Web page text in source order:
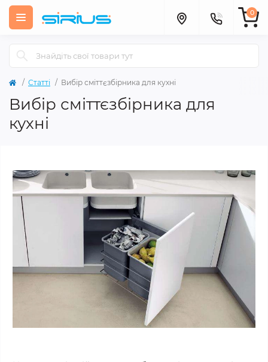
0
Статті Вибір сміттєзбірника для кухні
Вибір сміттєзбірника для
кухні